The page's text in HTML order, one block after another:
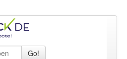
Go!